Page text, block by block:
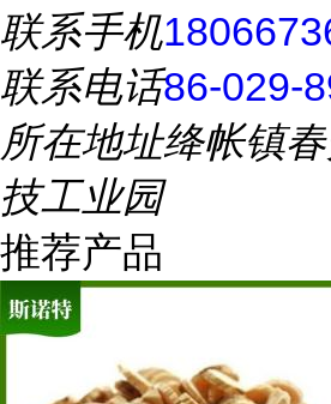
联系手机
联系电话86-029-
所在地址绛帐镇
技工业园
推荐产品